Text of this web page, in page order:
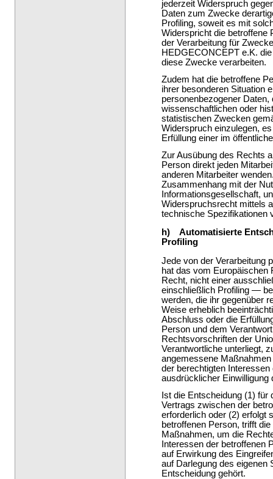
jederzeit Widerspruch
Daten zum Zwecke
Profiling, soweit es mit
Widerspricht die betroffene
der Verarbeitung für
HEDGECONCEPT e.K.
diese Zwecke verarbeiten.
Zudem hat die betroffene
ihrer besonderen Situation
personenbezogener
wissenschaftlichen oder
statistischen Zwecken
Widerspruch einzulegen,
Erfüllung einer im
Zur Ausübung des Rechts
Person direkt jeden
anderen Mitarbeiter
Zusammenhang mit der
Informationsgesellschaft,
Widerspruchsrecht mittels
technische Spezifikationen
h) Automatisierte
Profiling
Jede von der Verarbeitung
hat das vom Europäischen
Recht, nicht einer
einschließlich Profiling —
werden, die ihr gegenüber
Weise erheblich
Abschluss oder die
Person und dem
Rechtsvorschriften der
Verantwortliche unterliegt,
angemessene
der berechtigten
ausdrücklicher Einwilligung
Ist die Entscheidung (1)
Vertrags zwischen der
erforderlich oder (2) erfolgt
betroffenen Person, trifft
Maßnahmen, um die
Interessen der betroffenen
auf Erwirkung des
auf Darlegung des eigenen
Entscheidung gehört.